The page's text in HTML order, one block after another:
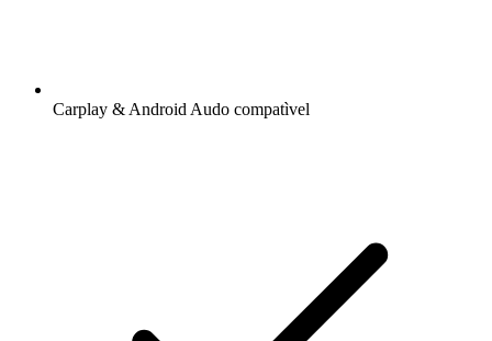
Carplay & Android Audo compatìvel